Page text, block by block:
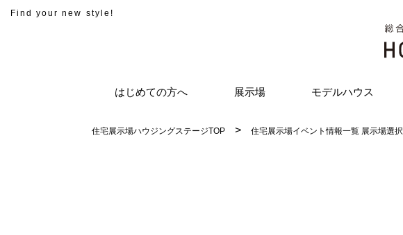
Find your new style!
はじめての方へ 展示場 モデルハウス
住宅展示場ハウジングステージTOP 住宅展示場イベント情報一覧 展示場選択